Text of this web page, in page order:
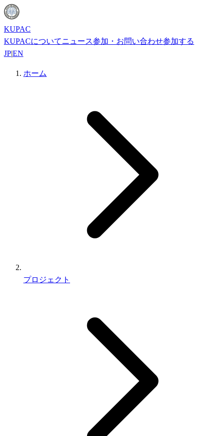
KUPAC
KUPACについてニュース参加・お問い合わせ参加する
JP|EN
ホーム
プロジェクト